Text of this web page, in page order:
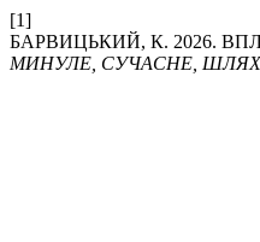
[1]
БАРВИЦЬКИЙ, К. 2026.
МИНУЛЕ, СУЧАСНЕ,